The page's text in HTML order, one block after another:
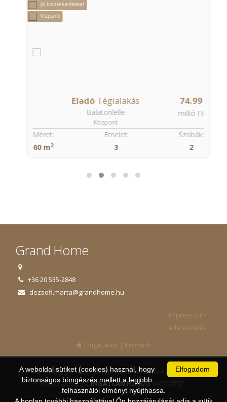
Jó közlekedéssel
Vízparti
74.99
millió Ft
EladóTéglalakás
Balatonlelle
Központ
Szobák:
Méret:
60 m2
Emelet:
Grand Home
+36 20 535-2848
dezsofi.marta@grandhome.hu
Impresszum
Adatkezelés
| Ingatlanok | Keresünk
© 1997 - 2026 AZ INGATLANIRODA WEBOLDALÁT ÉS ÜGYVITELI
RENDSZERÉT AZINGATLANFORRÁSBIZTOSÍTJA.
Elfogadom
A weboldal sütiket (cookies) használ, hogy
biztonságos böngészés mellett a legjobb
felhasználói élményt nyújthassa.